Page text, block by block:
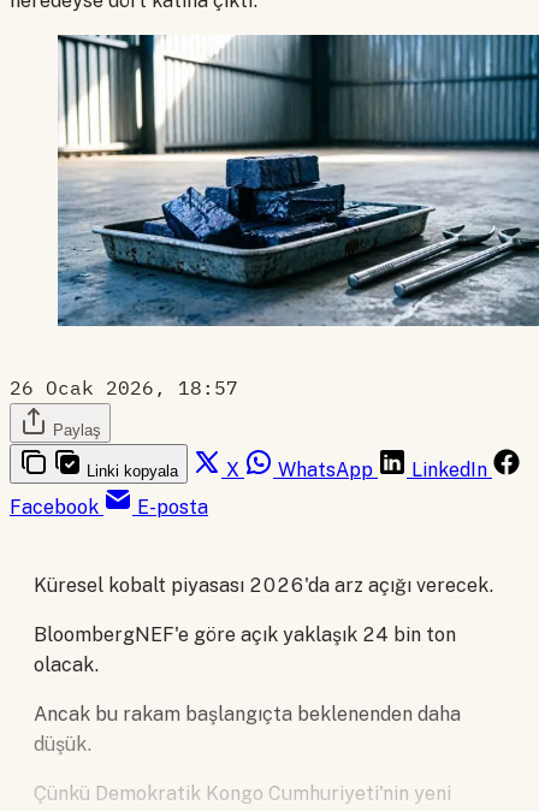
26 Ocak 2026, 18:57
Paylaş
Linki kopyala X WhatsApp
LinkedIn
Facebook
E-posta
Küresel kobalt piyasası 2026'da arz açığı verecek.
BloombergNEF'e göre açık yaklaşık 24 bin ton
olacak.
Ancak bu rakam başlangıçta beklenenden daha
düşük.
Çünkü Demokratik Kongo Cumhuriyeti'nin yeni